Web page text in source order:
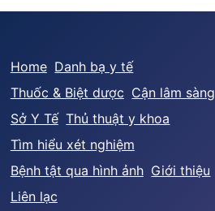
Home Danh bạ y tế
Thuốc & Biệt dược Cận lâm sàng
Sở Y Tế Thủ thuật y khoa
Tìm hiểu xét nghiệm
Bệnh tật qua hình ảnh Giới thiệu
Liên lạc